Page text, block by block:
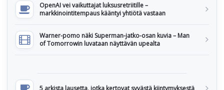
OpenAI vei vaikuttajat luksusretriitille –
markkinointitempaus kääntyi yhtiötä vastaan
Warner-pomo näki Superman-jatko-osan kuvia – Man
of Tomorrowin luvataan näyttävän upealta
5 arkista lausetta, jotka kertovat syvästä kiintymyksestä